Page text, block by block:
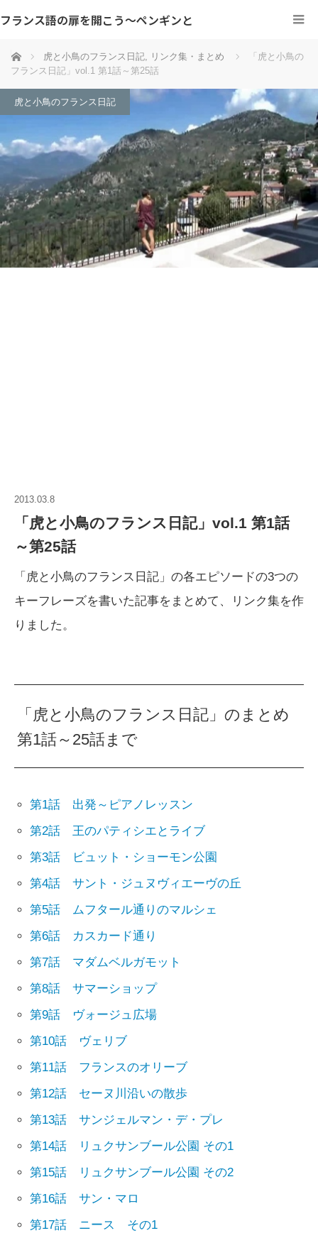
フランス語の扉を開こう～ペンギンと
ホーム 虎と小鳥のフランス日記, リンク集・まとめ
「虎と小鳥の
フランス日記」vol.1 第1話～第25話
虎と小鳥のフランス日記
2013.03.8
「虎と小鳥のフランス日記」vol.1 第1話
～第25話
「虎と小鳥のフランス日記」の各エピソードの3つの
キーフレーズを書いた記事をまとめて、リンク集を作
りました。
「虎と小鳥のフランス日記」のまとめ
第1話～25話まで
第1話 出発～ピアノレッスン
第2話 王のパティシエとライブ
第3話 ビュット・ショーモン公園
第4話 サント・ジュヌヴィエーヴの丘
第5話 ムフタール通りのマルシェ
第6話 カスカード通り
第7話 マダムベルガモット
第8話 サマーショップ
第9話 ヴォージュ広場
第10話 ヴェリブ
第11話 フランスのオリーブ
第12話 セーヌ川沿いの散歩
第13話 サンジェルマン・デ・プレ
第14話 リュクサンブール公園 その1
第15話 リュクサンブール公園 その2
第16話 サン・マロ
第17話 ニース その1